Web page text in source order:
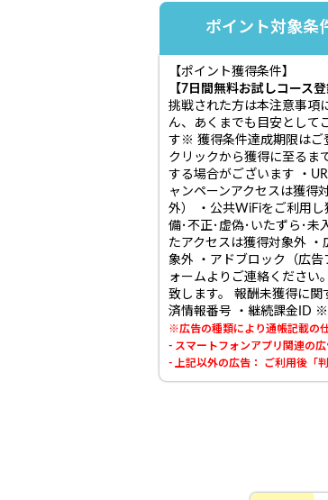
ポイント対象条
【ポイント獲得条件】
【7日間無料お試しコース
挑戦された方は本注意事項
ん、あくまでも目安とし
す※ 獲得条件達成期限はご
クリックから獲得に至るま
する場合がございます ・
ャンペーンアクセスは獲得
外） ・公共WiFiをご利用
備･不正･虚偽･いたずら･未
たアクセスは獲得対象外
象外 ・アドブロック（広
ォームよりご連絡ください
致します。 報酬未獲得に
済情報番号 ・継続課金ID
※広告の種類により通帳記載の
- スマートフォンアプリ関連の
- 上記以外の広告： ご利用後「